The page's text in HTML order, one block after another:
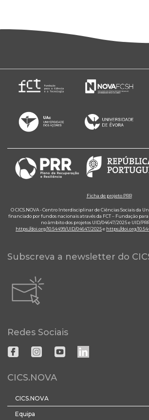
Ficha de projeto PRR
O CICS.NOVA - Centro Interdisciplinar de Ciências Sociais da
financiado por fundos nacionais através da FCT – Fundação para
no âmbito dos projetos UID/04647/2025 e UID/
https://doi.org/10.54499/UID/04647/2025e https://doi.org/
Subscreva a newsletter do
Redes Sociais
CICS.NOVA
CICS.NOVA
Equipa